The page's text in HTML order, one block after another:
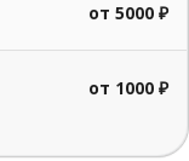
от 5000 ₽
от 1000 ₽